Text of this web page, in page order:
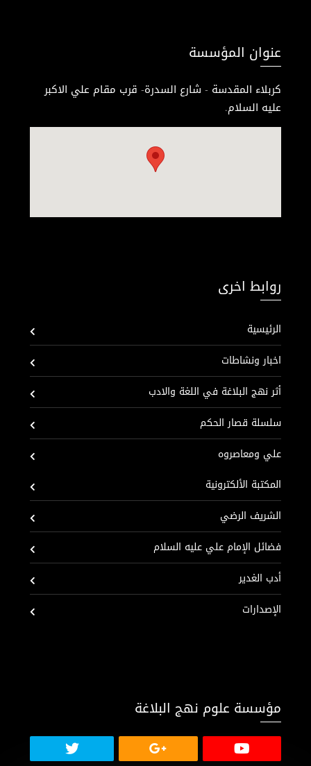
عنوان المؤسسة
كربلاء المقدسة - شارع السدرة- قرب مقام علي الاكبر
عليه السلام.
روابط اخرى
الرئيسية
اخبار ونشاطات
أثر نهج البلاغة في اللغة والادب
سلسلة قصار الحكم
علي ومعاصروه
المكتبة الألكترونية
الشريف الرضي
فضائل الإمام علي عليه السلام
أدب الغدير
الإصدارات
مؤسسة علوم نهج البلاغة